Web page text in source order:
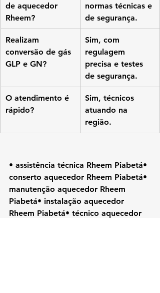
de aquecedor
Rheem?
normas técnicas e
de segurança.
Realizam
conversão de gás
GLP e GN?
Sim, com
regulagem
precisa e testes
de segurança.
O atendimento é
rápido?
Sim, técnicos
atuando na
região.
• assistência técnica Rheem Piabetá•
conserto aquecedor Rheem Piabetá•
manutenção aquecedor Rheem
Piabetá• instalação aquecedor
Rheem Piabetá• técnico aquecedor